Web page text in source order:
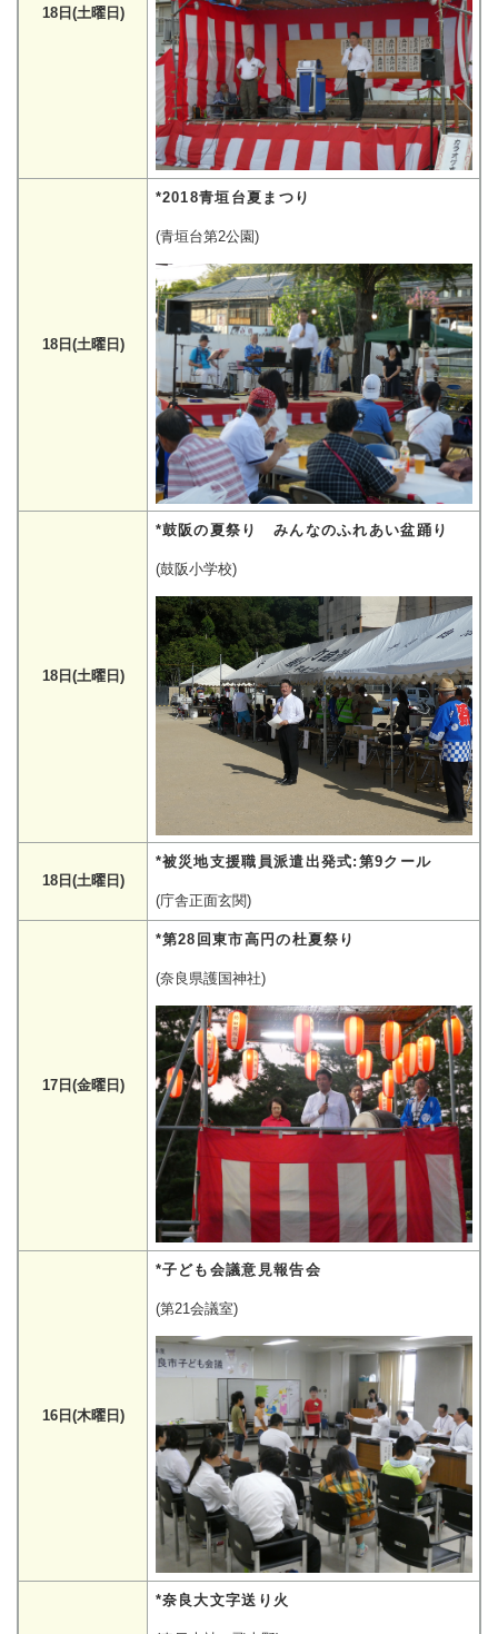
18日(土曜日)
18日(土曜日)
*2018青垣台夏まつり
(青垣台第2公園)
18日(土曜日)
*鼓阪の夏祭り みんなのふれあい盆踊り
(鼓阪小学校)
18日(土曜日)
*被災地支援職員派遣出発式:第9クール
(庁舎正面玄関)
17日(金曜日)
*第28回東市高円の杜夏祭り
(奈良県護国神社)
16日(木曜日)
*子ども会議意見報告会
(第21会議室)
*奈良大文字送り火